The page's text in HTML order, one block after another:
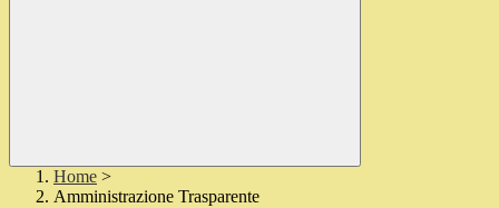
Home >
Amministrazione Trasparente